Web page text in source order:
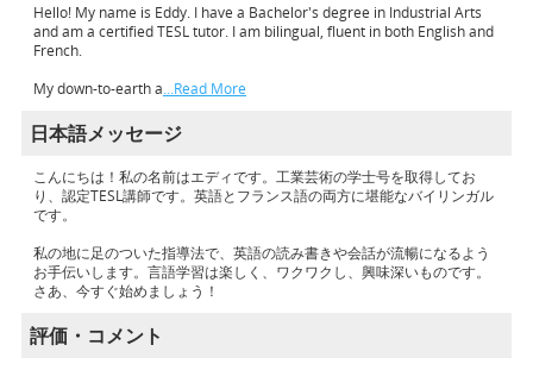
Hello! My name is Eddy. I have a Bachelor's degree in Industrial Arts
and am a certified TESL tutor. I am bilingual, fluent in both English and
French.
My down-to-earth a…Read More
日本語メッセージ
こんにちは！私の名前はエディです。工業芸術の学士号を取得してお
り、認定TESL講師です。英語とフランス語の両方に堪能なバイリンガル
です。
私の地に足のついた指導法で、英語の読み書きや会話が流暢になるよう
お手伝いします。言語学習は楽しく、ワクワクし、興味深いものです。
さあ、今すぐ始めましょう！
評価・コメント